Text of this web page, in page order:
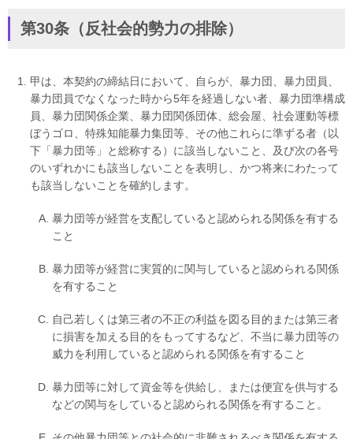
第30条（反社会的勢力の排除）
甲は、本契約の締結日において、自らが、暴力団、暴力団員、
暴力団員でなくなった時から5年を経過しない者、暴力団準構成
員、暴力団関係企業、暴力団関係団体、総会屋、社会運動等標
ぼうゴロ、特殊知能暴力集団等、その他これらに準ずる者（以
下「暴力団等」と総称する）に該当しないこと、及び次の各号
のいずれかにも該当しないことを表明し、かつ将来にわたって
も該当しないことを確約します。
暴力団等が経営を支配していると認められる関係を有する
こと
暴力団等が経営に実質的に関与していると認められる関係
を有すること
自己若しくは第三者の不正の利益を図る目的または第三者
に損害を加える目的をもってするなど、不当に暴力団等の
威力を利用していると認められる関係を有すること
暴力団等に対して資金等を供給し、または便宜を供与する
などの関与をしていると認められる関係を有すること。